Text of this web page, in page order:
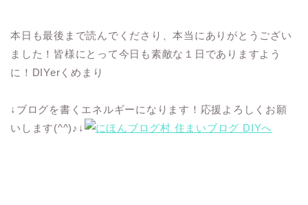
本日も最後まで読んでくださり、本当にありがとうござい
ました！皆様にとって今日も素敵な１日でありますよう
に！DIYerくめまり
↓ブログを書くエネルギーになります！応援よろしくお願
いします(^^)♪↓